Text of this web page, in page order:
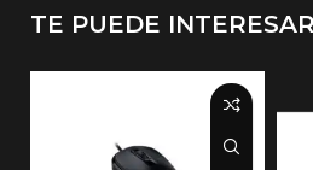
TE PUEDE INTERESAR